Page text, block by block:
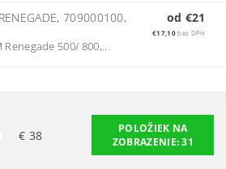
709000100,
500/ 800,...
od €21
€17,10bez DPH
€ 38
POLOŽIEK NA
ZOBRAZENIE:31